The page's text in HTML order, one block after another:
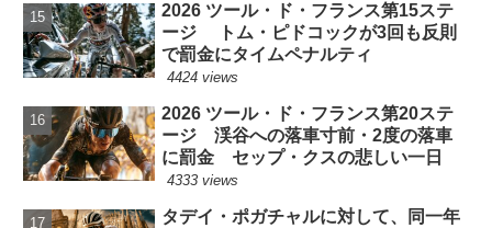
2026 ツール・ド・フランス第15ステ
ージ トム・ピドコックが3回も反則
で罰金にタイムペナルティ
4424 views
2026 ツール・ド・フランス第20ステ
ージ 渓谷への落車寸前・2度の落車
に罰金 セップ・クスの悲しい一日
4333 views
タデイ・ポガチャルに対して、同一年